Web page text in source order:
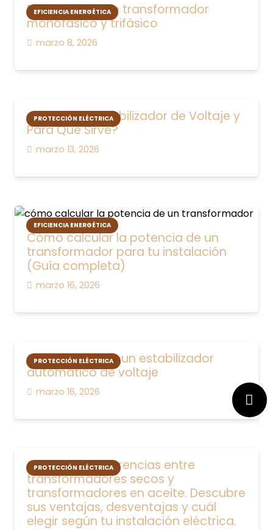
EFICIENCIA ENERGÉTICA
Diferencia entre transformador
monofásico y trifásico
marzo 8, 2026
PROTECCIÓN ELÉCTRICA
¿Qué es un Estabilizador de Voltaje y
Para Qué Sirve?
marzo 13, 2026
EFICIENCIA ENERGÉTICA
Cómo calcular la potencia de un
transformador para tu instalación
(Guía completa)
marzo 16, 2026
PROTECCIÓN ELÉCTRICA
Cómo funciona un estabilizador
automático de voltaje
marzo 16, 2026
PROTECCIÓN ELÉCTRICA
Conoce las diferencias entre
transformadores secos y
transformadores en aceite. Descubre
sus ventajas, desventajas y cuál
elegir según tu instalación eléctrica.